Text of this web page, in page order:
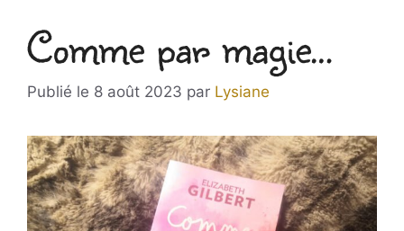
Comme par magie…
8 août 2023 par Lysiane